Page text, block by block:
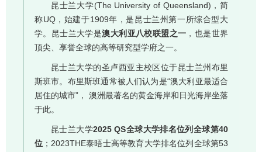
昆士兰大学(The University of Queensland)，简
称UQ，始建于1909年，是昆士兰州第一所综合型大
学。昆士兰大学是澳大利亚八校联盟之一 ，也是世界
顶尖、享誉全球的高等研究型学府之一。
昆士兰大学的圣卢西亚主校区位于昆士兰州布里
斯班市。布里斯班通常被人们认为是“澳大利亚最适合
居住的城市”， 澳洲最著名的黄金海岸和日光海岸坐落
于此。
昆士兰大学2025 QS全球大学排名位列全球第40
位 ；2023THE泰晤士高等教育大学排名位列全球第53